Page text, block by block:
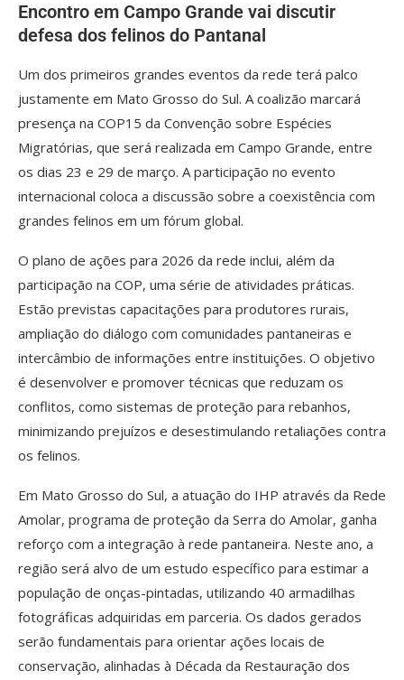
Encontro em Campo Grande vai discutir
defesa dos felinos do Pantanal
Um dos primeiros grandes eventos da rede terá palco
justamente em Mato Grosso do Sul. A coalizão marcará
presença na COP15 da Convenção sobre Espécies
Migratórias, que será realizada em Campo Grande, entre
os dias 23 e 29 de março. A participação no evento
internacional coloca a discussão sobre a coexistência com
grandes felinos em um fórum global.
O plano de ações para 2026 da rede inclui, além da
participação na COP, uma série de atividades práticas.
Estão previstas capacitações para produtores rurais,
ampliação do diálogo com comunidades pantaneiras e
intercâmbio de informações entre instituições. O objetivo
é desenvolver e promover técnicas que reduzam os
conflitos, como sistemas de proteção para rebanhos,
minimizando prejuízos e desestimulando retaliações contra
os felinos.
Em Mato Grosso do Sul, a atuação do IHP através da Rede
Amolar, programa de proteção da Serra do Amolar, ganha
reforço com a integração à rede pantaneira. Neste ano, a
região será alvo de um estudo específico para estimar a
população de onças-pintadas, utilizando 40 armadilhas
fotográficas adquiridas em parceria. Os dados gerados
serão fundamentais para orientar ações locais de
conservação, alinhadas à Década da Restauração dos